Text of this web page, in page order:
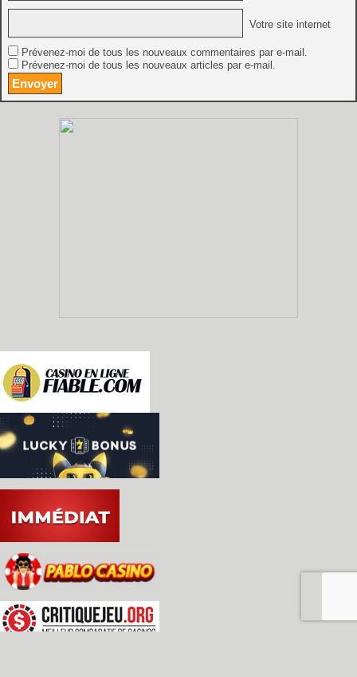
Votre site internet
Prévenez-moi de tous les nouveaux commentaires par e-mail.
Prévenez-moi de tous les nouveaux articles par e-mail.